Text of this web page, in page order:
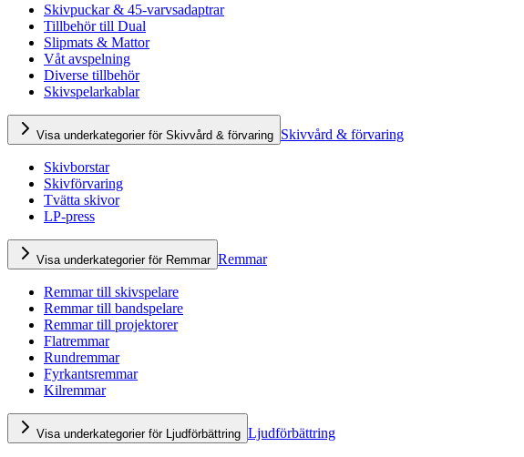
Skivpuckar & 45-varvsadaptrar
Tillbehör till Dual
Slipmats & Mattor
Våt avspelning
Diverse tillbehör
Skivspelarkablar
Visa underkategorier för Skivvård & förvaring Skivvård & förvaring
Skivborstar
Skivförvaring
Tvätta skivor
LP-press
Visa underkategorier för Remmar Remmar
Remmar till skivspelare
Remmar till bandspelare
Remmar till projektorer
Flatremmar
Rundremmar
Fyrkantsremmar
Kilremmar
Visa underkategorier för Ljudförbättring Ljudförbättring